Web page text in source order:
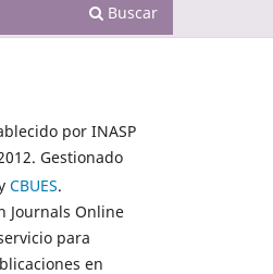
Buscar
por INASP
Gestionado
CBUES.
Journals Online
para
en